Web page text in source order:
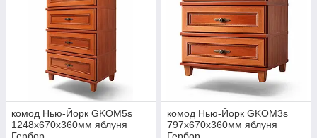
комод Нью-Йорк GKOM5s
1248х670х360мм яблуня
комод Нью-Йорк GKOM3s
797х670х360мм яблуня